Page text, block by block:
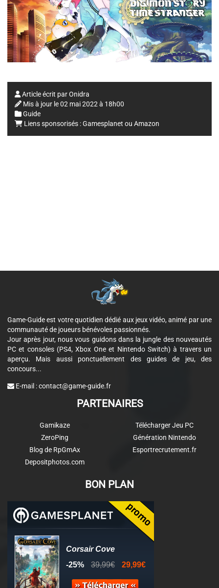
Article écrit parOnidra
Mis à jour le02 mai 2022 à 18h00
Guide
Liens sponsorisés :Gamesplanet ou Amazon
Game-Guide est votre quotidien dédié aux jeux vidéo, animé par une
communauté de joueurs bénévoles passionnés.
Jour après jour, nous vous guidons dans la jungle des nouveautés
PC et consoles (PS4, Xbox One et Nintendo Switch) à travers un
aperçu. Mais aussi ponctuellement des guides de jeu, des
concours...
E-mail :contact@game-guide.fr
PARTENAIRES
Gamikaze
ZeroPing
Blog de RpGmAx
Depositphotos.com
Télécharger Jeu PC
Génération Nintendo
Esportrecrutement.fr
BON PLAN